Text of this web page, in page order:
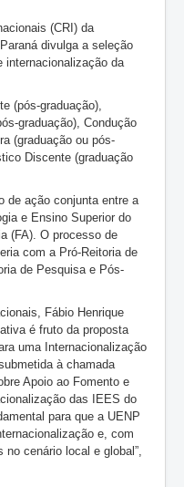
(CRI) da
divulga a seleção
internacionalização da
(pós-graduação),
graduação), Condução
(graduação ou pós-
Discente (graduação
de ação conjunta entre a
e Ensino Superior do
(FA). O processo de
com a Pró-Reitoria de
de Pesquisa e Pós-
Fábio Henrique
é fruto da proposta
uma Internacionalização
à chamada
Apoio ao Fomento e
das IEES do
para que a UENP
e, com
cenário local e global”,